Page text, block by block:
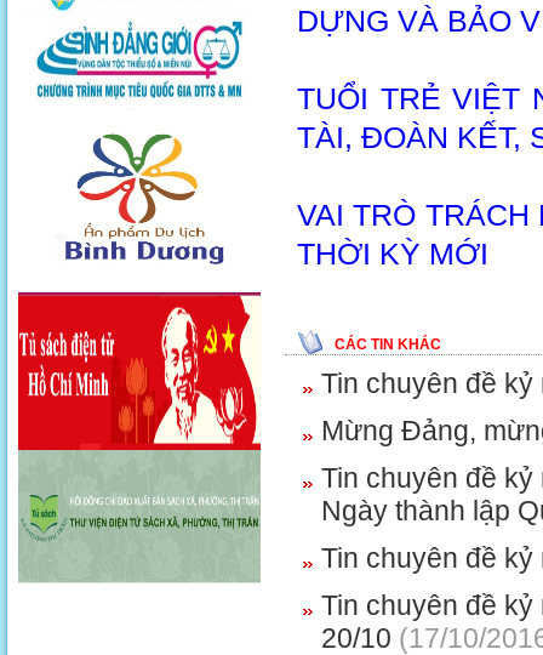
DỰNG VÀ BẢO
TUỔI TRẺ VIỆT
TÀI, ĐOÀN KẾT,
VAI TRÒ
THỜI KỲ MỚI
CÁC TIN KHÁC
Tin chuyên đề
Mừng Đảng,
Tin chuyên đề
Ngày thành lập
Tin chuyên đề kỷ
Tin chuyên đề
20/10 (17/10/